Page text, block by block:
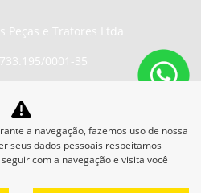
Peças e Tratores Ltda
0001-35
o outro
a navegação, fazemos uso de nossa
seus dados pessoais respeitamos
seguir com a navegação e visita você